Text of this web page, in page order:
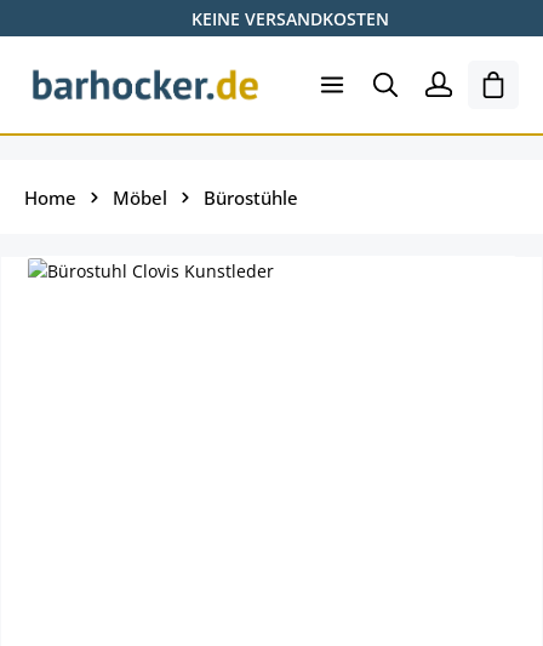
Zum Hauptinhalt springenKEINE VERSANDKOSTEN
Home Möbel Bürostühle